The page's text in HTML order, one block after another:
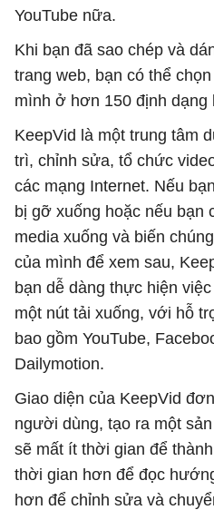
YouTube nữa.
Khi bạn đã sao chép và
trang web, bạn có thể
mình ở hơn 150 định dạng
KeepVid là một trung tâm
trì, chỉnh sửa, tổ chức
các mạng Internet. Nếu
bị gỡ xuống hoặc nếu bạn
media xuống và biến
của mình để xem sau,
bạn dễ dàng thực hiện
một nút tải xuống, với hỗ
bao gồm YouTube,
Dailymotion.
Giao diện của KeepVid
người dùng, tạo ra một
sẽ mất ít thời gian để
thời gian hơn để đọc
hơn để chỉnh sửa và